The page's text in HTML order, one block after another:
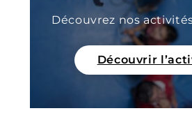
Découvrez nos
Découvrir